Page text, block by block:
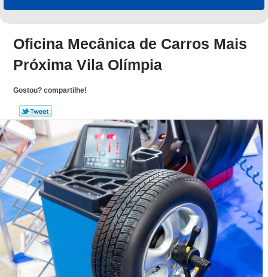
Oficina Mecânica de Carros Mais
Próxima Vila Olímpia
Gostou? compartilhe!